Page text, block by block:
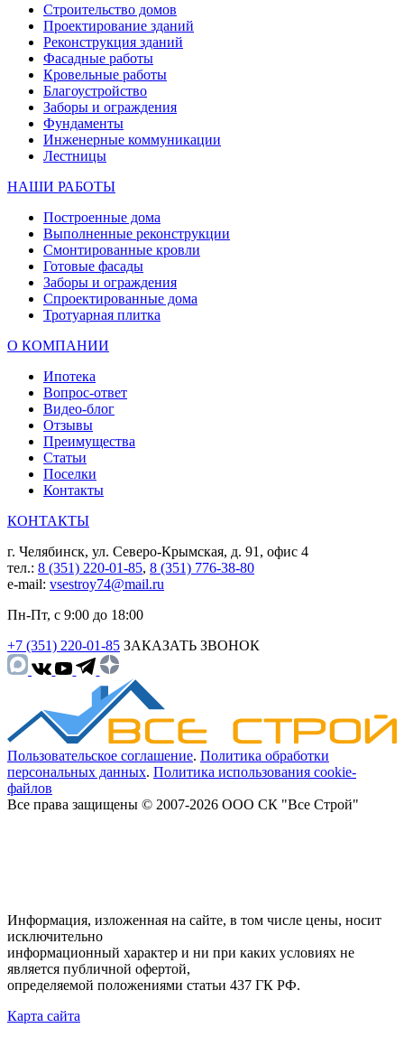
Строительство домов
Проектирование зданий
Реконструкция зданий
Фасадные работы
Кровельные работы
Благоустройство
Заборы и ограждения
Фундаменты
Инженерные коммуникации
Лестницы
НАШИ РАБОТЫ
Построенные дома
Выполненные реконструкции
Смонтированные кровли
Готовые фасады
Заборы и ограждения
Спроектированные дома
Тротуарная плитка
О КОМПАНИИ
Ипотека
Вопрос-ответ
Видео-блог
Отзывы
Преимущества
Статьи
Поселки
Контакты
КОНТАКТЫ
г. Челябинск, ул. Северо-Крымская, д. 91, офис 4
тел.: 8 (351) 220-01-85, 8 (351) 776-38-80
e-mail: vsestroy74@mail.ru
Пн-Пт, с 9:00 до 18:00
+7 (351) 220-01-85 ЗАКАЗАТЬ ЗВОНОК
Пользовательское соглашение. Политика обработки
персональных данных. Политика использования cookie-
файлов
Все права защищены © 2007-2026 ООО СК "Все Строй"
Информация, изложенная на сайте, в том числе цены, носит
исключительно
информационный характер и ни при каких условиях не
является публичной офертой,
определяемой положениями статьи 437 ГК РФ.
Карта сайта